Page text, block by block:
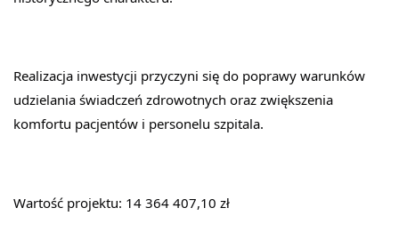
Realizacja inwestycji przyczyni się do poprawy warunków
udzielania świadczeń zdrowotnych oraz zwiększenia
komfortu pacjentów i personelu szpitala.
Wartość projektu: 14 364 407,10 zł